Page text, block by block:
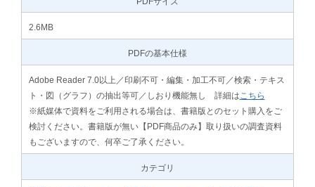
2.6MB
PDFの基本仕様
Adobe Reader 7.0以上／印刷不可・編集・加工不可／検索・テキス
ト・図（グラフ）の抽出等可／しおり機能無し 詳細は こちら
※紙媒体で資料をご利用される場合は、書籍版とのセット購入をご
検討ください。書籍版が無い【PDF商品のみ】取り扱いの調査資料
もございますので、何卒ご了承ください。
カテゴリ